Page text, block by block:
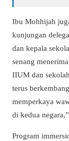
Ibu Mohhijah
kunjungan
dan kepala
senang
IIUM dan
terus
memperkaya
di kedua
Program